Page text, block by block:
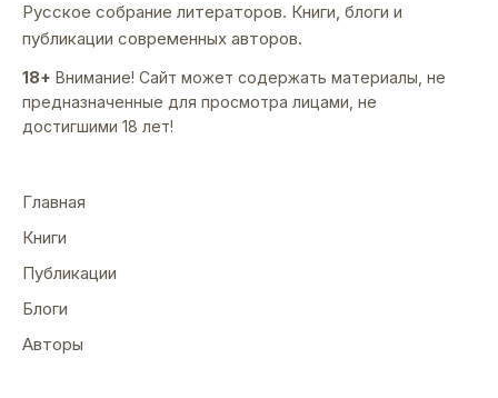
Русское собрание литераторов. Книги, блоги и
публикации современных авторов.
18+ Внимание! Сайт может содержать материалы, не
предназначенные для просмотра лицами, не
достигшими 18 лет!
Главная
Книги
Публикации
Блоги
Авторы